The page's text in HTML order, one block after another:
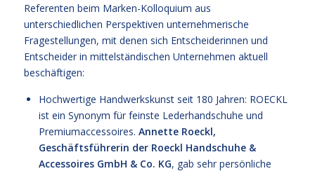
Referenten beim Marken-Kolloquium aus
unterschiedlichen Perspektiven unternehmerische
Fragestellungen, mit denen sich Entscheiderinnen und
Entscheider in mittelständischen Unternehmen aktuell
beschäftigen:
Hochwertige Handwerkskunst seit 180 Jahren: ROECKL
ist ein Synonym für feinste Lederhandschuhe und
Premiumaccessoires. Annette Roeckl,
Geschäftsführerin der Roeckl Handschuhe &
Accessoires GmbH & Co. KG, gab sehr persönliche